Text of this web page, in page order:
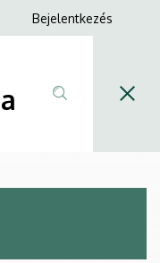
Anonim
menüje
Bejelentkezés